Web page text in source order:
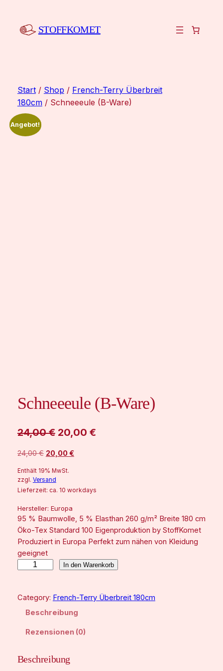
springen
STOFFKOMET
Start/ Shop / French-Terry Überbreit
180cm/ Schneeeule (B-Ware)
Angebot!
Schneeeule (B-Ware)
24,00€ U
r
r
ü
n
g
l
c
h
P
20,00 €A
e
l
e
r
24,00€ U
s
p
ü
n
g
l
i
r
P
e
s
20,00€A
u
l
e
r
r
s
i
t
Enthält 19% MwSt.
zzgl. Versand
Lieferzeit: ca. 10 workdays
Hersteller: Europa
95 % Baumwolle, 5 % Elasthan 260 g/m² Breite 180 cm
Öko-Tex Standard 100 Eigenproduktion by StoffKomet
Produziert in Europa Perfekt zum nähen von Kleidung
geeignet
n
l
In den Warenkorb
Category: French-Terry Überbreit 180cm
Beschreibung
Rezensionen (0)
Beschreibung